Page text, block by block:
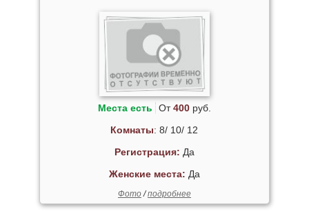
Места есть От400руб.
Комнаты: 8/ 10/ 12
Регистрация: Да
Женские места: Да
Фото/подробнее